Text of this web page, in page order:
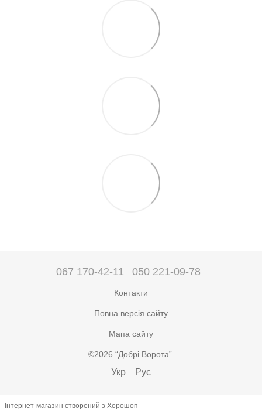
067 170-42-11 050 221-09-78
Контакти
Повна версія сайту
Мапа сайту
©2026 “Добрі Ворота”.
Укр Рус
Інтернет-магазин створений з Хорошоп